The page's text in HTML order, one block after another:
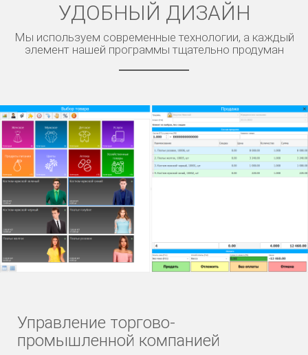
УДОБНЫЙ ДИЗАЙН
Мы используем современные технологии, а каждый
элемент нашей программы тщательно продуман
Управление торгово-
промышленной компанией